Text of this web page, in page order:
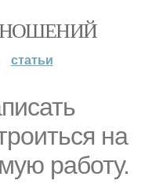
статьи
на
работу.